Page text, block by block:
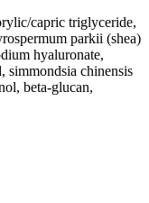
capric triglyceride,
parkii (shea)
hyaluronate,
simmondsia chinensis
beta-glucan,